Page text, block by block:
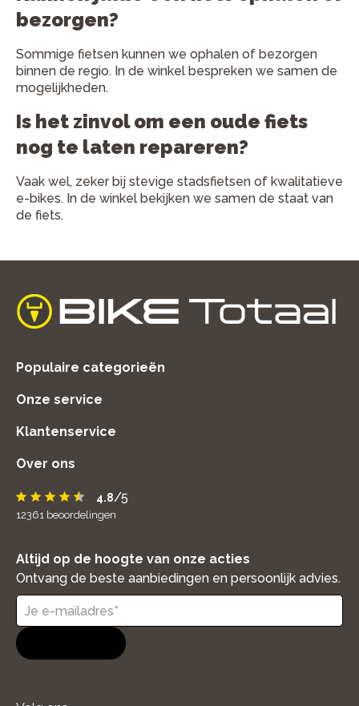
bezorgen?
Sommige fietsen kunnen we ophalen of bezorgen
binnen de regio. In de winkel bespreken we samen de
mogelijkheden.
Is het zinvol om een oude fiets
nog te laten repareren?
Vaak wel, zeker bij stevige stadsfietsen of kwalitatieve
e-bikes. In de winkel bekijken we samen de staat van
de fiets.
home
Populaire categorieën
Onze service
Klantenservice
Over ons
4.8/5
12361 beoordelingen
Altijd op de hoogte van onze acties
Ontvang de beste aanbiedingen en persoonlijk advies.